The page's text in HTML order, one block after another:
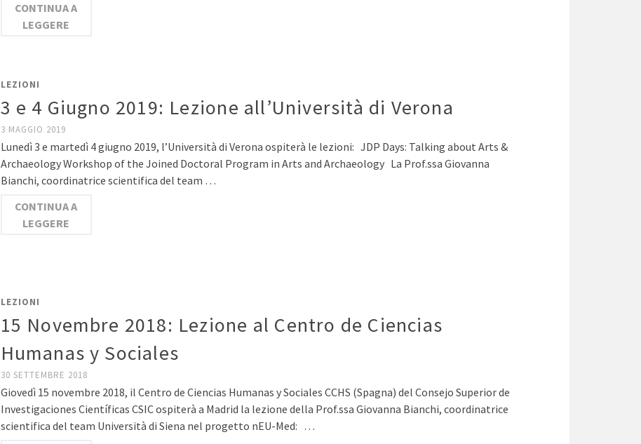
CONTINUA A
LEGGERE
LEZIONI
3 e 4 Giugno 2019: Lezione all’Università di Verona
3 MAGGIO 2019
Lunedì 3 e martedì 4 giugno 2019, l’Università di Verona ospiterà le lezioni: JDP Days: Talking about Arts &
Archaeology Workshop of the Joined Doctoral Program in Arts and Archaeology La Prof.ssa Giovanna
Bianchi, coordinatrice scientifica del team …
CONTINUA A
LEGGERE
LEZIONI
15 Novembre 2018: Lezione al Centro de Ciencias
Humanas y Sociales
30 SETTEMBRE 2018
Giovedì 15 novembre 2018, il Centro de Ciencias Humanas y Sociales CCHS (Spagna) del Consejo Superior de
Investigaciones Científicas CSIC ospiterà a Madrid la lezione della Prof.ssa Giovanna Bianchi, coordinatrice
scientifica del team Università di Siena nel progetto nEU-Med: …